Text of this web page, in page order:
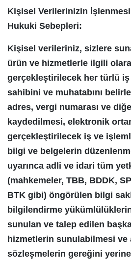
Kişisel Verilerinizin İşlenmesi
Hukuki Sebepleri:
Kişisel verileriniz, sizlere
ürün ve hizmetlerle ilgili
gerçekleştirilecek her türlü
sahibini ve muhatabını
adres, vergi numarası ve
kaydedilmesi, elektronik
gerçekleştirilecek iş ve
bilgi ve belgelerin
uyarınca adli ve idari tüm
(mahkemeler, TBB, BDDK,
BTK gibi) öngörülen bilgi
bilgilendirme
sunulan ve talep edilen
hizmetlerin sunulabilmesi ve
sözleşmelerin gereğini